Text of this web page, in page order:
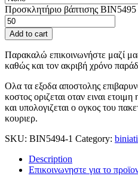
Προσκλητήριο βάπτισης
Add to cart
Παρακαλώ επικοινωνήστε μαζί
καθώς και τον ακριβή χρόνο
Ολα τα εξοδα αποστολης
κοστος οριζεται οταν ειναι
και υπολογιζεται ο ογκος του
κουριερ.
SKU: BIN5494-1 Category:
Description
Επικοινωνηστε για το